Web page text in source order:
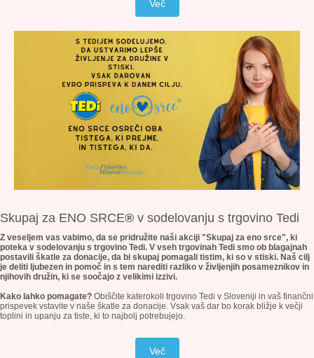
Več
Skupaj za ENO SRCE® v sodelovanju s trgovino Tedi
Z veseljem vas vabimo, da se pridružite naši akciji "Skupaj za eno srce", ki
poteka v sodelovanju s trgovino Tedi. V vseh trgovinah Tedi smo ob blagajnah
postavili škatle za donacije, da bi skupaj pomagali tistim, ki so v stiski. Naš cilj
je deliti ljubezen in pomoč in s tem narediti razliko v življenjih posameznikov in
njihovih družin, ki se soočajo z velikimi izzivi.
Kako lahko pomagate? Obiščite katerokoli trgovino Tedi v Sloveniji in vaš finančni
prispevek vstavite v naše škatle za donacije. Vsak vaš dar bo korak bližje k večji
toplini in upanju za tiste, ki to najbolj potrebujejo.
Več